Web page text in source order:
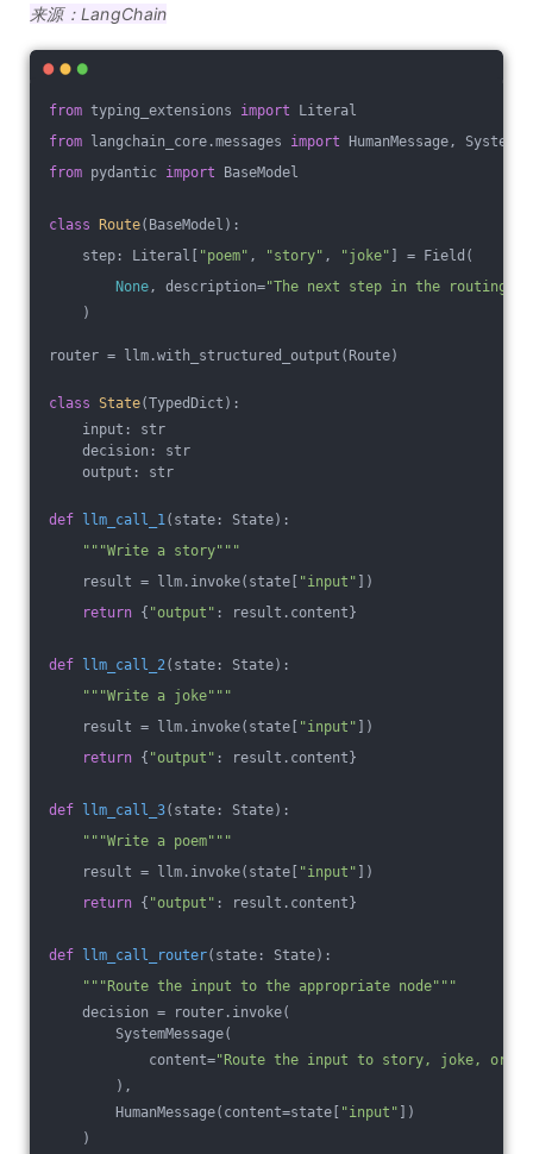
来源：LangChain
from typing_extensions import Literal
from langchain_core.messages import HumanMessage,
from pydantic import BaseModel
class Route(BaseModel) :
step: Literal[ "poem" , "story" , "joke" ] = Field(
None, description="The next step in the routing
)
router = llm.with_structured_output(Route)
class State(TypedDict) :
input: str
decision: str
output: str
def llm_call_1(state: State) :
"""Write a story"""
result = llm.invoke(state[ "input" ])
return { "output" : result.content}
def llm_call_2(state: State) :
"""Write a joke"""
result = llm.invoke(state[ "input" ])
return { "output" : result.content}
def llm_call_3(state: State) :
"""Write a poem"""
result = llm.invoke(state[ "input" ])
return { "output" : result.content}
def llm_call_router(state: State) :
"""Route the input to the appropriate node"""
decision = router.invoke(
SystemMessage(
content="Route the input to story, joke, or
),
HumanMessage(content=state[ "input" ])
)